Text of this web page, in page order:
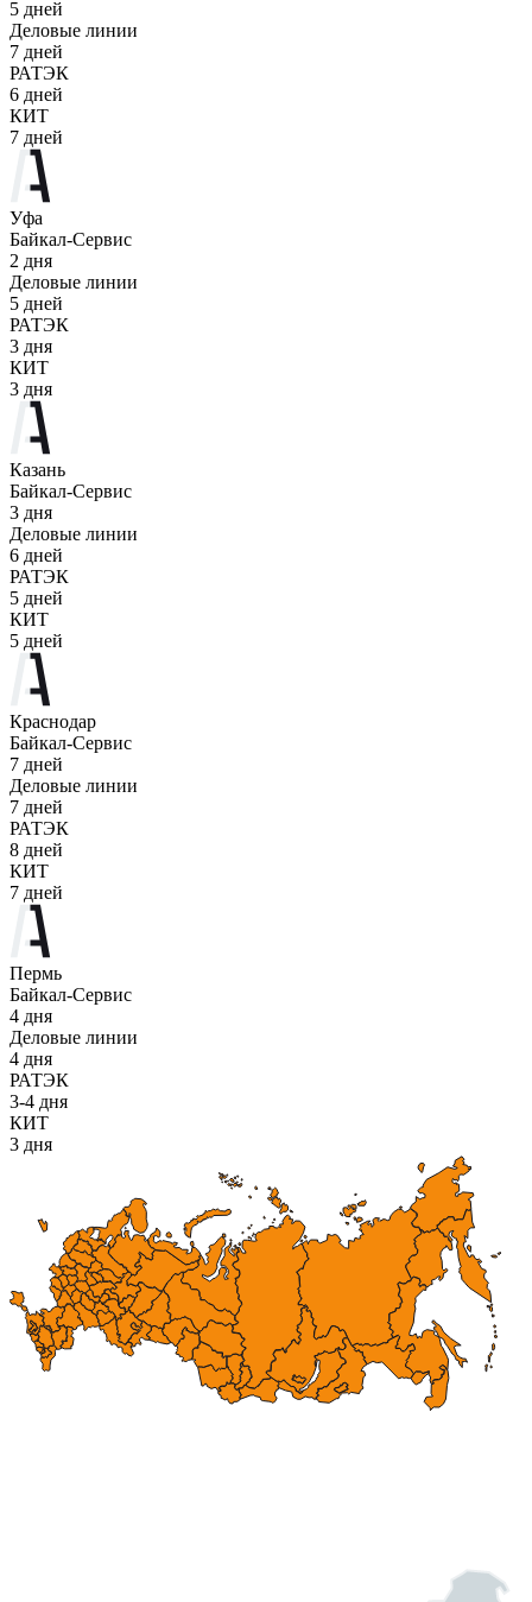
5 дней
Деловые линии
7 дней
РАТЭК
6 дней
КИТ
7 дней
Уфа
Байкал-Сервис
2 дня
Деловые линии
5 дней
РАТЭК
3 дня
КИТ
3 дня
Казань
Байкал-Сервис
3 дня
Деловые линии
6 дней
РАТЭК
5 дней
КИТ
5 дней
Краснодар
Байкал-Сервис
7 дней
Деловые линии
7 дней
РАТЭК
8 дней
КИТ
7 дней
Пермь
Байкал-Сервис
4 дня
Деловые линии
4 дня
РАТЭК
3-4 дня
КИТ
3 дня